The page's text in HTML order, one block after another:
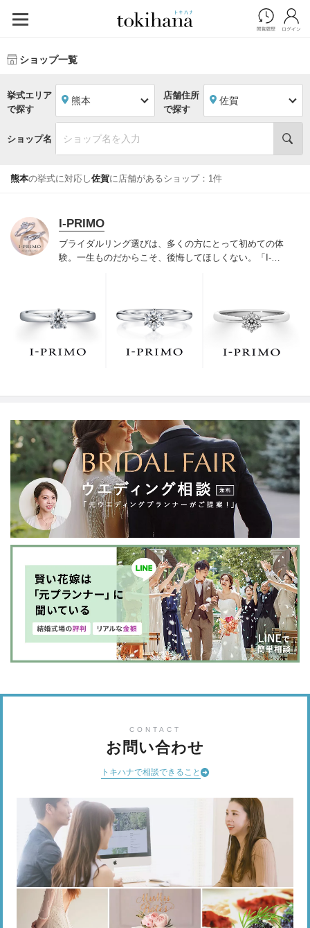
ショップ一覧
挙式エリア
で探す
熊本
店舗住所
で探す
佐賀
ショップ名
熊本の挙式に対応し佐賀に店舗があるショップ：1件
I-PRIMO
ブライダルリング選びは、多くの方にとって初めての体
験。一生ものだからこそ、後悔してほしくない。「I-
でお待ちしております。リング選びの最初の一歩をご一
緒に。まずは、アイプリモへ。
CONTACT
お問い合わせ
トキハナで相談できること